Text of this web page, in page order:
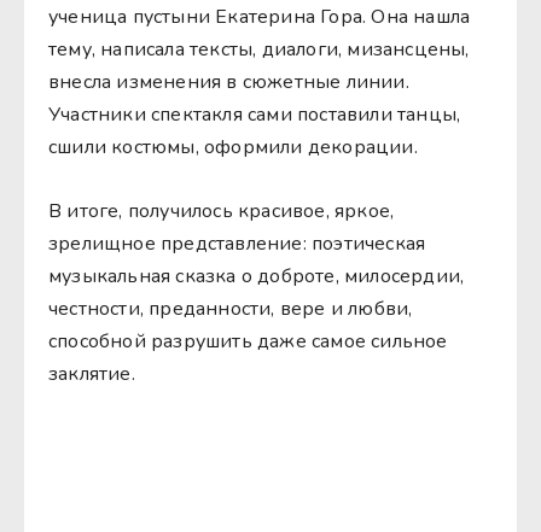
ученица пустыни Екатерина Гора. Она нашла
тему, написала тексты, диалоги, мизансцены,
внесла изменения в сюжетные линии.
Участники спектакля сами поставили танцы,
сшили костюмы, оформили декорации.
В итоге, получилось красивое, яркое,
зрелищное представление: поэтическая
музыкальная сказка о доброте, милосердии,
честности, преданности, вере и любви,
способной разрушить даже самое сильное
заклятие.